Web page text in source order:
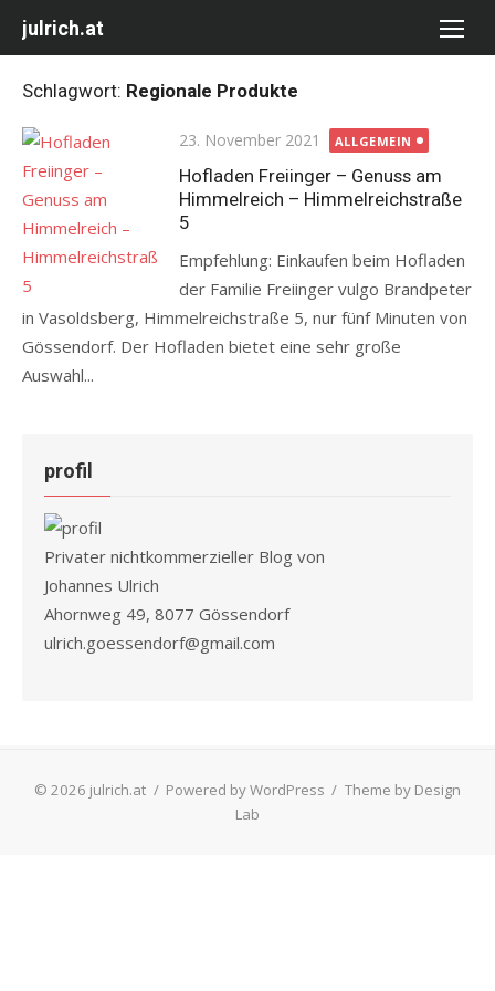
julrich.at
Schlagwort: Regionale Produkte
Posted
on
23. November 2021 ALLGEMEIN
Hofladen Freiinger – Genuss am
Himmelreich – Himmelreichstraße
5
Empfehlung: Einkaufen beim Hofladen
der Familie Freiinger vulgo Brandpeter
in Vasoldsberg, Himmelreichstraße 5, nur fünf Minuten von
Gössendorf. Der Hofladen bietet eine sehr große
Auswahl...
profil
Privater nichtkommerzieller Blog von
Johannes Ulrich
Ahornweg 49, 8077 Gössendorf
ulrich.goessendorf@gmail.com
© 2026 julrich.at / Powered by WordPress / Theme by Design
Lab